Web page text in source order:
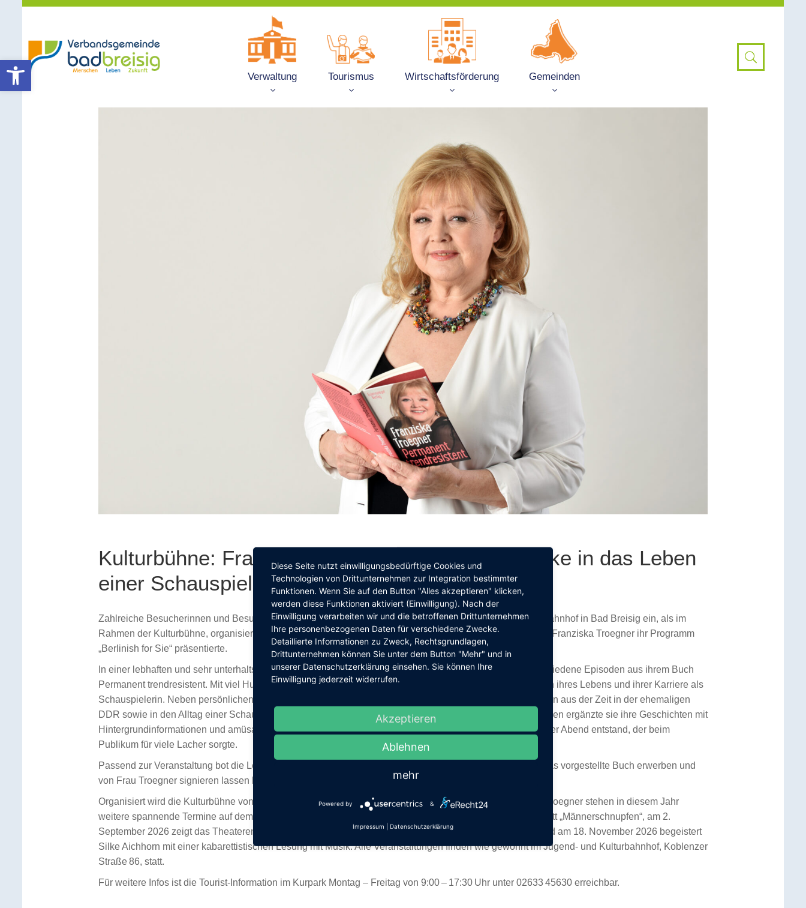
Werkzeugleiste öffnen
Verwaltung Tourismus Wirtschaftsförderung Gemeinden
Kulturbühne: Franziska Troegner gewährt Einblicke in das Leben
einer Schauspielerin
Zahlreiche Besucherinnen und Besucher fanden sich am Mittwoch, 11. März 2026, im Jugend- und Kulturbahnhof in Bad Breisig ein, als im
Rahmen der Kulturbühne, organisiert von der Tourist-Information Bad Breisig, die bekannte Schauspielerin Franziska Troegner ihr Programm
„Berlinish for Sie“ präsentierte.
In einer lebhaften und sehr unterhaltsamen Lesung nahm sie das Publikum mit auf eine Reise durch verschiedene Episoden aus ihrem Buch
Permanent trendresistent. Mit viel Humor und Berliner Charme erzählte sie dabei von prägenden Momenten ihres Lebens und ihrer Karriere als
Schauspielerin. Neben persönlichen Anekdoten gewährte sie auch spannende Einblicke in ihre Erfahrungen aus der Zeit in der ehemaligen
DDR sowie in den Alltag einer Schauspielerin vor und hinter der Kamera. Zwischen den gelesenen Passagen ergänzte sie ihre Geschichten mit
Hintergrundinformationen und amüsanten Erinnerungen, wodurch ein abwechslungsreicher und kurzweiliger Abend entstand, der beim
Publikum für viele Lacher sorgte.
Passend zur Veranstaltung bot die Lesezeit einen Büchertisch an, an dem Besucherinnen und Besucher das vorgestellte Buch erwerben und
von Frau Troegner signieren lassen konnten.
Organisiert wird die Kulturbühne von der Tourist‑Information Bad Breisig. Nach dem Auftakt mit Franziska Troegner stehen in diesem Jahr
weitere spannende Termine auf dem Programm: Am 29. April 2026 präsentiert Peter Buchenau sein Kabarett „Männerschnupfen“, am 2.
September 2026 zeigt das Theaterensemble Agathea „Operation Jungbrunnen oder Altern für Anfänger“ und am 18. November 2026 begeistert
Silke Aichhorn mit einer kabarettistischen Lesung mit Musik. Alle Veranstaltungen finden wie gewohnt im Jugend‑ und Kulturbahnhof, Koblenzer
Straße 86, statt.
Für weitere Infos ist die Tourist‑Information im Kurpark Montag – Freitag von 9:00 – 17:30 Uhr unter 02633 45630 erreichbar.
Diese Seite nutzt einwilligungsbedürftige Cookies und
Technologien von Drittunternehmen zur Integration bestimmter
Funktionen. Wenn Sie auf den Button "Alles akzeptieren" klicken,
werden diese Funktionen aktiviert (Einwilligung). Nach der
Einwilligung verarbeiten wir und die betroffenen Drittunternehmen
Ihre personenbezogenen Daten für verschiedene Zwecke.
Detaillierte Informationen zu Zweck, Rechtsgrundlagen,
Drittunternehmen können Sie unter dem Button "Mehr" und in
unserer Datenschutzerklärung einsehen. Sie können Ihre
Einwilligung jederzeit widerrufen.
Akzeptieren
Ablehnen
mehr
Powered by &
Impressum Datenschutzerklärung